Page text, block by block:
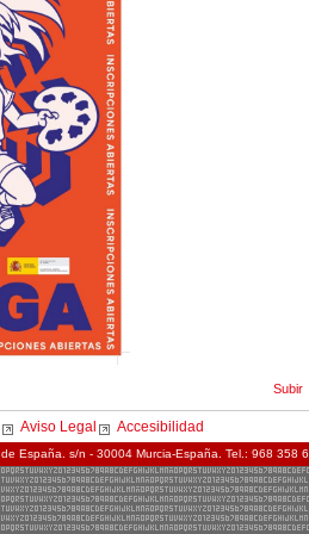
Subir
Aviso Legal Accesibilidad
España. s/n - 30004 Murcia-España. Tel.: 968 358